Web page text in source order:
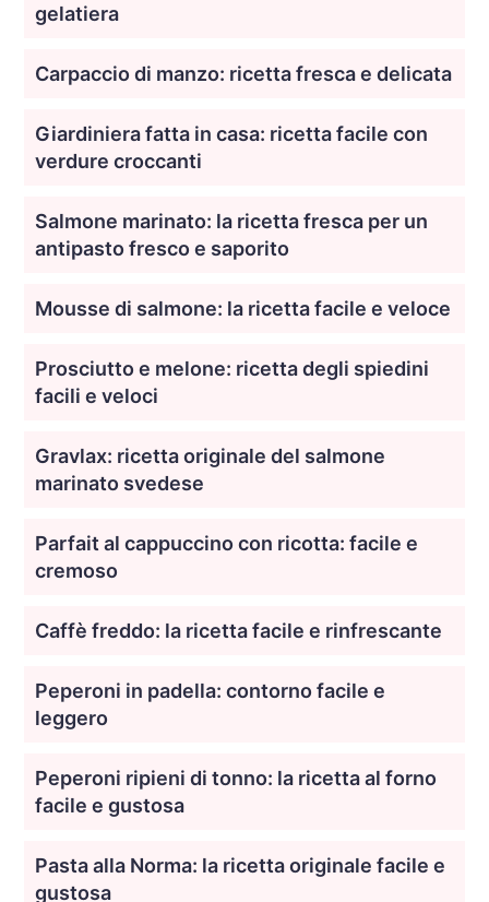
gelatiera
Carpaccio di manzo: ricetta fresca e delicata
Giardiniera fatta in casa: ricetta facile con
verdure croccanti
Salmone marinato: la ricetta fresca per un
antipasto fresco e saporito
Mousse di salmone: la ricetta facile e veloce
Prosciutto e melone: ricetta degli spiedini
facili e veloci
Gravlax: ricetta originale del salmone
marinato svedese
Parfait al cappuccino con ricotta: facile e
cremoso
Caffè freddo: la ricetta facile e rinfrescante
Peperoni in padella: contorno facile e
leggero
Peperoni ripieni di tonno: la ricetta al forno
facile e gustosa
Pasta alla Norma: la ricetta originale facile e
gustosa